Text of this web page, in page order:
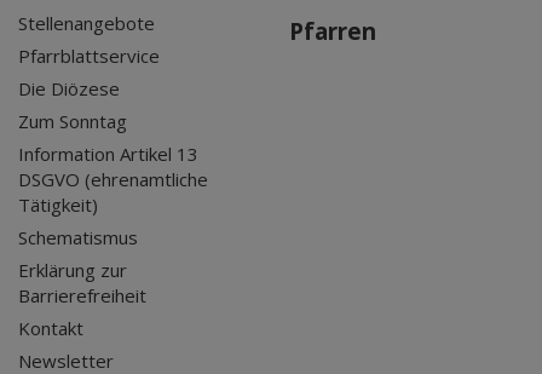
Stellenangebote
Pfarrblattservice
Die Diözese
Zum Sonntag
Information Artikel 13
DSGVO (ehrenamtliche
Tätigkeit)
Schematismus
Erklärung zur
Barrierefreiheit
Kontakt
Newsletter
Pfarren